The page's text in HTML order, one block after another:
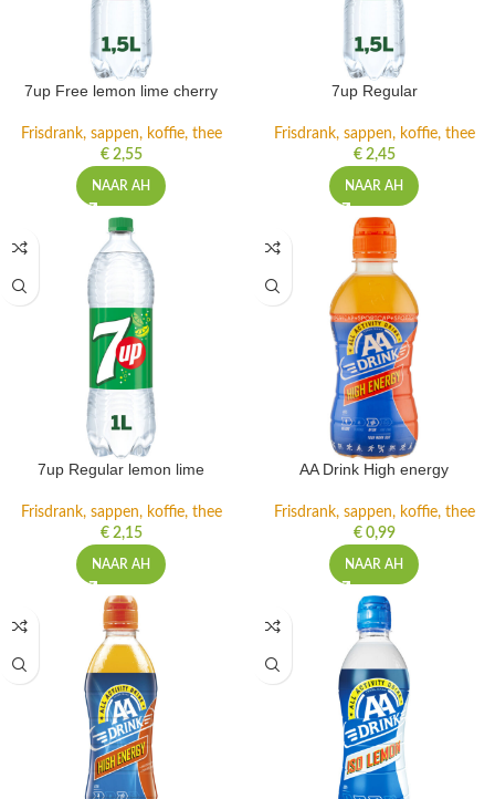
7up Free lemon lime cherry
Frisdrank, sappen, koffie, thee
€2,55
NAAR AH
7up Regular
Frisdrank, sappen, koffie, thee
€2,45
NAAR AH
7up Regular lemon lime
Frisdrank, sappen, koffie, thee
€2,15
NAAR AH
AA Drink High energy
Frisdrank, sappen, koffie, thee
€0,99
NAAR AH